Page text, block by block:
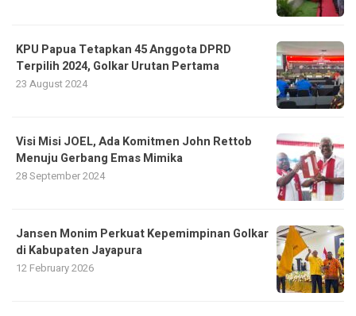
KPU Papua Tetapkan 45 Anggota DPRD
Terpilih 2024, Golkar Urutan Pertama
23 August 2024
Visi Misi JOEL, Ada Komitmen John Rettob
Menuju Gerbang Emas Mimika
28 September 2024
Jansen Monim Perkuat Kepemimpinan Golkar
di Kabupaten Jayapura
12 February 2026